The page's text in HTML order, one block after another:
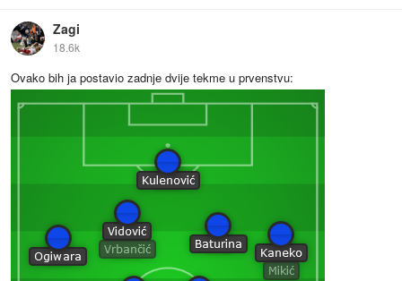
Zagi
18.6k
Ovako bih ja postavio zadnje dvije tekme u prvenstvu: